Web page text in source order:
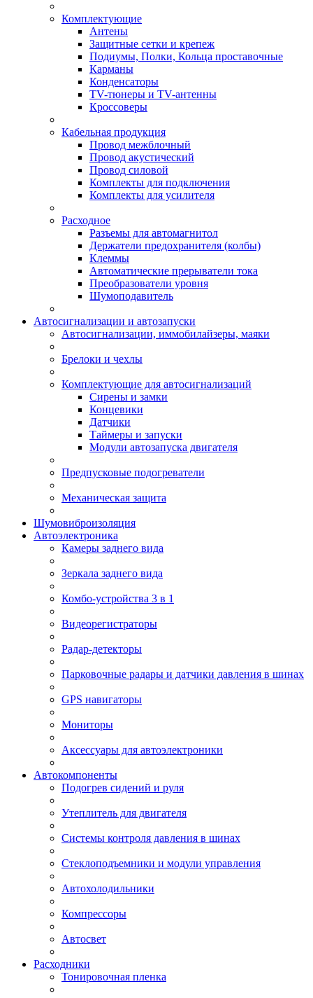
Комплектующие
Антены
Защитные сетки и крепеж
Подиумы, Полки, Кольца проставочные
Карманы
Конденсаторы
TV-тюнеры и TV-антенны
Кроссоверы
Кабельная продукция
Провод межблочный
Провод акустический
Провод силовой
Комплекты для подключения
Комплекты для усилителя
Расходное
Разъемы для автомагнитол
Держатели предохранителя (колбы)
Клеммы
Автоматические прерыватели тока
Преобразователи уровня
Шумоподавитель
Автосигнализации и автозапуски
Автосигнализации, иммобилайзеры, маяки
Брелоки и чехлы
Комплектующие для автосигнализаций
Сирены и замки
Концевики
Датчики
Таймеры и запуски
Модули автозапуска двигателя
Предпусковые подогреватели
Механическая защита
Шумовиброизоляция
Автоэлектроника
Камеры заднего вида
Зеркала заднего вида
Комбо-устройства 3 в 1
Видеорегистраторы
Радар-детекторы
Парковочные радары и датчики давления в шинах
GPS навигаторы
Мониторы
Аксессуары для автоэлектроники
Автокомпоненты
Подогрев сидений и руля
Утеплитель для двигателя
Системы контроля давления в шинах
Стеклоподъемники и модули управления
Автохолодильники
Компрессоры
Автосвет
Расходники
Тонировочная пленка